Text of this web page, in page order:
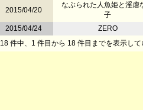
2015/04/20
なぶられた人魚姫と淫虐
子
2015/04/24
ZERO
18 件中、1 件目から 18 件目までを表示して